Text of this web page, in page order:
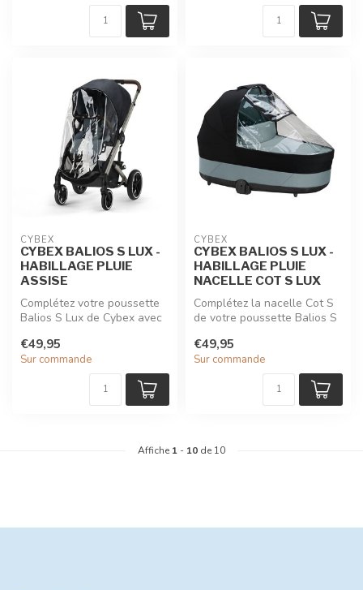
CYBEX
CYBEX BALIOS S LUX -
HABILLAGE PLUIE
ASSISE
Complétez votre poussette
Balios S Lux de Cybex avec
€49,95
Sur commande
CYBEX
CYBEX BALIOS S LUX -
HABILLAGE PLUIE
NACELLE COT S LUX
Complétez la nacelle Cot S
de votre poussette Balios S
€49,95
Sur commande
Affiche 1 - 10 de 10